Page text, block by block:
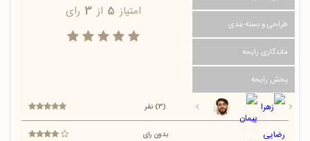
طراحی و بسته بندی
ماندگاری رایحه
پخش رایحه
امتیاز 5 از 3 رای
(3) نفر
بدون رای